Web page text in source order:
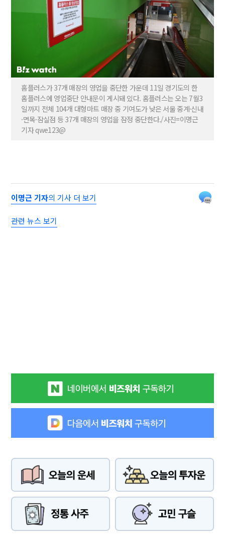
홈플러스가 37개 매장의 영업을 중단한 가운데 11일 경기도의 한
홈플러스에 영업중단 안내문이 게시돼 있다. 홈플러스는 오는 7월3
일까지 전체 104개 대형마트 매장 중 기여도가 낮은 서울 중계·신내
·면목·잠실점 등 37개 매장의 영업을 잠정 중단한다./사진=이명근
기자 qwe123@
이명근 기자의 기사 더 보기
관련 뉴스 보기